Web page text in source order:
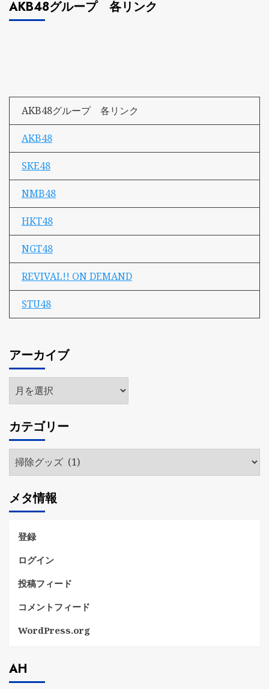
AKB48グループ 各リンク
AKB48グループ 各リンク
AKB48
SKE48
NMB48
HKT48
NGT48
REVIVAL!! ON DEMAND
STU48
アーカイブ
ア
ー
イ
ブ
カテゴリー
カ
テ
リ
ー
メタ情報
登録
ログイン
投稿フィード
コメントフィード
WordPress.org
AH